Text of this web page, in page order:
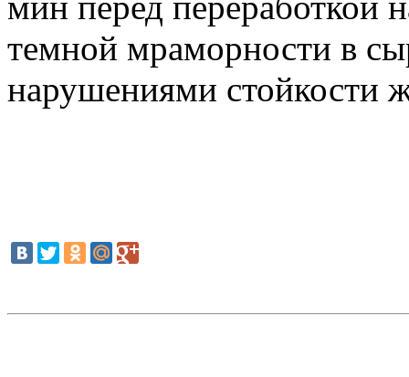
темной мраморности в
нарушениями стойкости